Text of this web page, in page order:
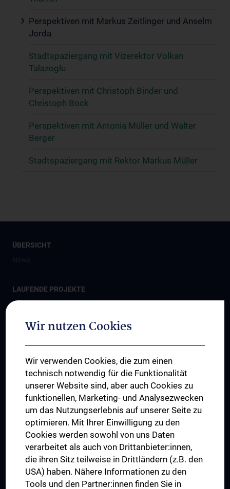
Perspektiven mit Markus Zeitlinger und Anselm
Jorda
Stadtspaziergang mit Vizerektor Volkan
Talazoglu
Perspektiven mit Christoph Binder und
Christoph Bock
Perspektiven mit Antonia Müller und Walter
Berger
Stadtspaziergang mit Rektor Markus Müller
ÜBERSICHT
LAUFENDE PROJEKTE
MedUni Campus Mariannengasse
Eric Kandel Institute - Center for Precision Medicine
Ignaz Semmelweis Institut
ABGESCHLOSSENE PROJEKTE
Erweiterung des Anna Spiegel-Forschungsgebäudes
Himberg Neubau
Josephinum - Sammlungen der Medizinischen Universität Wien
STORIES
Wir nutzen Cookies
Wir verwenden Cookies, die zum einen
technisch notwendig für die Funktionalität
unserer Website sind, aber auch Cookies zu
funktionellen, Marketing- und Analysezwecken
um das Nutzungserlebnis auf unserer Seite zu
optimieren. Mit Ihrer Einwilligung zu den
Cookies werden sowohl von uns Daten
verarbeitet als auch von Drittanbieter:innen,
die ihren Sitz teilweise in Drittländern (z.B. den
USA) haben. Nähere Informationen zu den
Tools und den Partner:innen finden Sie in